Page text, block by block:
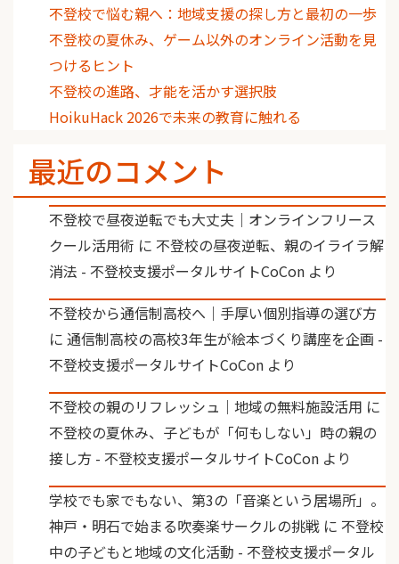
不登校で悩む親へ：地域支援の探し方と最初の一歩
不登校の夏休み、ゲーム以外のオンライン活動を見
つけるヒント
不登校の進路、才能を活かす選択肢
HoikuHack 2026で未来の教育に触れる
最近のコメント
不登校で昼夜逆転でも大丈夫｜オンラインフリース
クール活用術 に 不登校の昼夜逆転、親のイライラ解
消法 - 不登校支援ポータルサイトCoCon より
不登校から通信制高校へ｜手厚い個別指導の選び方
に 通信制高校の高校3年生が絵本づくり講座を企画 -
不登校支援ポータルサイトCoCon より
不登校の親のリフレッシュ｜地域の無料施設活用 に
不登校の夏休み、子どもが「何もしない」時の親の
接し方 - 不登校支援ポータルサイトCoCon より
学校でも家でもない、第3の「音楽という居場所」。
神戸・明石で始まる吹奏楽サークルの挑戦 に 不登校
中の子どもと地域の文化活動 - 不登校支援ポータル